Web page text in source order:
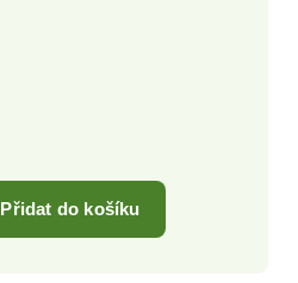
Přidat do košíku